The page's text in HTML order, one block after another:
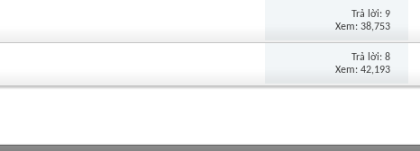
Trả lời: 9
Xem: 38,753
Trả lời: 8
Xem: 42,193